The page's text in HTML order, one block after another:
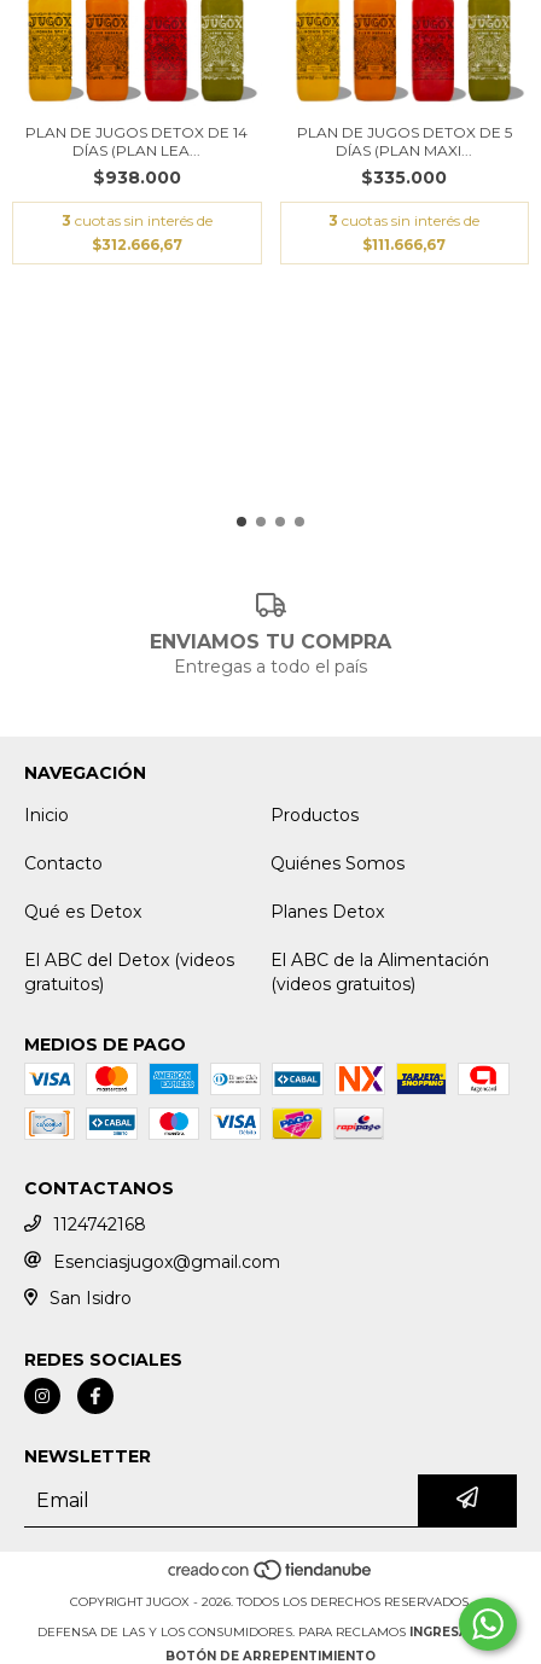
PLAN DE JUGOS DETOX DE 14
DÍAS (PLAN LEA...
$938.000
3 cuotas sin interés de
$312.666,67
PLAN DE JUGOS DETOX DE 5
DÍAS (PLAN MAXI...
$335.000
3 cuotas sin interés de
$111.666,67
ENVIAMOS TU COMPRA
Entregas a todo el país
NAVEGACIÓN
Inicio
Productos
Contacto Quiénes Somos
Qué es Detox Planes Detox
El ABC del Detox (videos
gratuitos)
El ABC de la Alimentación
(videos gratuitos)
MEDIOS DE PAGO
CONTACTANOS
1124742168
Esenciasjugox@gmail.com
San Isidro
REDES SOCIALES
NEWSLETTER
COPYRIGHT JUGOX - 2026. TODOS LOS DERECHOS RESERVADOS.
DEFENSA DE LAS Y LOS CONSUMIDORES. PARA RECLAMOS INGRESÁ ACÁ.
BOTÓN DE ARREPENTIMIENTO